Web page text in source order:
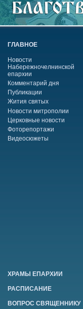
ГЛАВНОЕ
Новости
Набережночелнинской
епархии
Комментарий дня
Публикации
Жития святых
Новости митрополии
Церковные новости
Фоторепортажи
Видеосюжеты
ХРАМЫ ЕПАРХИИ
РАСПИСАНИЕ
ВОПРОС СВЯЩЕННИКУ